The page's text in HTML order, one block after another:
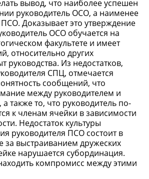
вывод, что наиболее успешен
руководитель ОСО, а наименее
Доказывает это утверждение
ОСО обучается на
факультете и имеет
относительно других
руководства. Из недостатков,
СПЦ, отмечается
сообщений, что
между руководителем и
также то, что руководитель по-
к членам ячейки в зависимости
Недостаток культуры
руководителя ПСО состоит в
за выстраиванием дружеских
нарушается субординация.
компромисс между этими